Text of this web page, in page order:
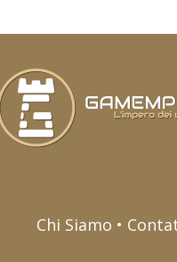
Chi Siamo •